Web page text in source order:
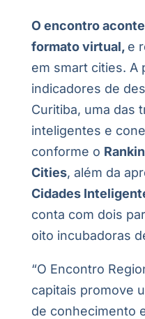
O encontro
formato virtual, e
em smart cities. A
indicadores de
Curitiba, uma das
inteligentes e
conforme o
Cities, além da
Cidades
conta com dois
oito incubadoras
“O Encontro
capitais promove
de conhecimento